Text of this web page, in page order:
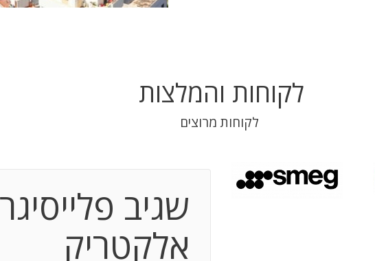
לקוחות והמלצות
לקוחות מרוצים
שגיב
אלקטריק
עבודה משותפת בת 10 שנים.
מספר תחנות: פארק מיני ישראל בלטרון,